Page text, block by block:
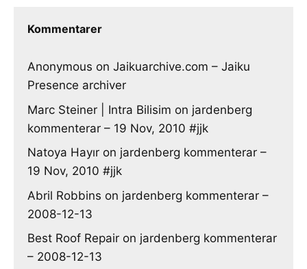
Kommentarer
Anonymous on Jaikuarchive.com – Jaiku
Presence archiver
Marc Steiner | Intra Bilisim on jardenberg
kommenterar – 19 Nov, 2010 #jjk
Natoya Hayır on jardenberg kommenterar –
19 Nov, 2010 #jjk
Abril Robbins on jardenberg kommenterar –
2008-12-13
Best Roof Repair on jardenberg kommenterar
– 2008-12-13